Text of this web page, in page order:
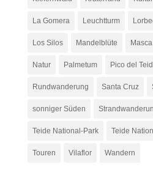
La Gomera Leuchtturm
Los Silos Mandelblüte Masca
Natur Palmetum Pico del
Rundwanderung Santa Cruz
sonniger Süden
Teide National-Park Teide
Touren Vilaflor Wandern